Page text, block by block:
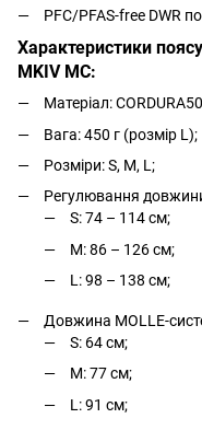
PFC/PFAS-free DWR
Характеристики
MKIV MC:
Матеріал:
Вага: 450 г (розмір L);
Розміри: S, M, L;
Регулювання
S: 74 – 114 см;
M: 86 – 126 см;
L: 98 – 138 см;
Довжина MOLLE-
S: 64 см;
M: 77 см;
L: 91 см;